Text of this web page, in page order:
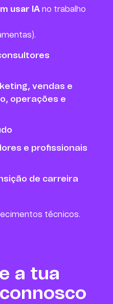
usar IA no trabalho
vendas e
operações e
e profissionais
de carreira
técnicos.
a tua